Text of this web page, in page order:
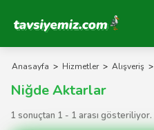
Tavsiyemiz Anasayfa
Anasayfa > Hizmetler > Alışveriş >
Niğde Aktarlar
1 sonuçtan 1 - 1 arası gösteriliyor.